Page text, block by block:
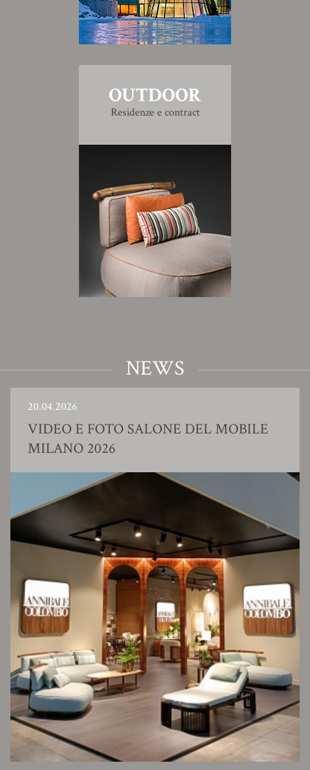
OUTDOOR
Residenze e contract
NEWS
20.04.2026
VIDEO E FOTO SALONE DEL MOBILE
MILANO 2026